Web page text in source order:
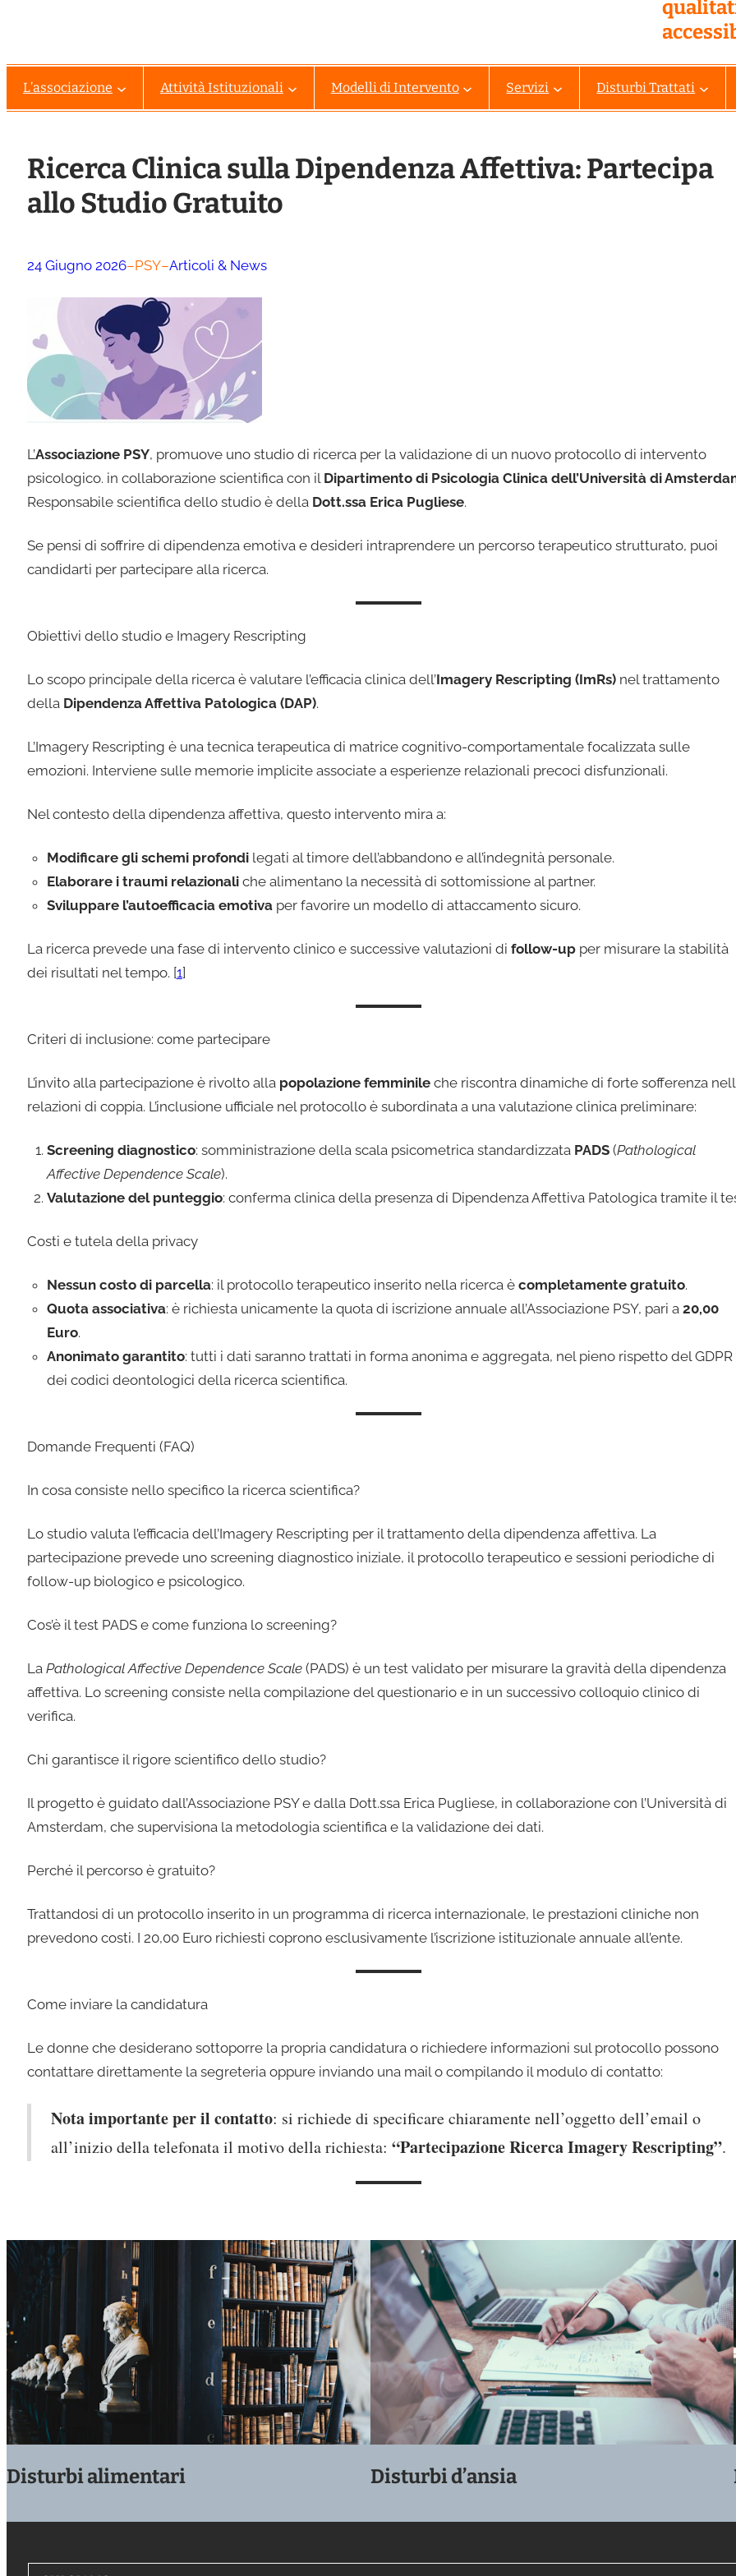
L’associazione Attività Istituzionali Modelli di Intervento Servizi Disturbi Trattati
Ricerca Clinica sulla Dipendenza Affettiva: Partecipa
allo Studio Gratuito
24 Giugno 2026–PSY–Articoli & News
L’Associazione PSY, promuove uno studio di ricerca per la validazione di un nuovo protocollo di intervento
psicologico. in collaborazione scientifica con il Dipartimento di Psicologia Clinica dell’Università di
Responsabile scientifica dello studio è della Dott.ssa Erica Pugliese.
Se pensi di soffrire di dipendenza emotiva e desideri intraprendere un percorso terapeutico strutturato, puoi
candidarti per partecipare alla ricerca.
Obiettivi dello studio e Imagery Rescripting
Lo scopo principale della ricerca è valutare l’efficacia clinica dell’Imagery Rescripting (ImRs)nel trattamento
della Dipendenza Affettiva Patologica (DAP).
L’Imagery Rescripting è una tecnica terapeutica di matrice cognitivo-comportamentale focalizzata sulle
emozioni. Interviene sulle memorie implicite associate a esperienze relazionali precoci disfunzionali.
Nel contesto della dipendenza affettiva, questo intervento mira a:
Modificare gli schemi profondilegati al timore dell’abbandono e all’indegnità personale.
Elaborare i traumi relazionaliche alimentano la necessità di sottomissione al partner.
Sviluppare l’autoefficacia emotivaper favorire un modello di attaccamento sicuro.
La ricerca prevede una fase di intervento clinico e successive valutazioni di follow-upper misurare la stabilità
dei risultati nel tempo. [1]
Criteri di inclusione: come partecipare
L’invito alla partecipazione è rivolto alla popolazione femminileche riscontra dinamiche di forte sofferenza
relazioni di coppia. L’inclusione ufficiale nel protocollo è subordinata a una valutazione clinica preliminare:
Screening diagnostico: somministrazione della scala psicometrica standardizzata PADS(Pathological
Affective Dependence Scale).
Valutazione del punteggio: conferma clinica della presenza di Dipendenza Affettiva Patologica tramite il
Costi e tutela della privacy
Nessun costo di parcella: il protocollo terapeutico inserito nella ricerca è completamente gratuito.
Quota associativa: è richiesta unicamente la quota di iscrizione annuale all’Associazione PSY, pari a 20,00
Euro.
Anonimato garantito: tutti i dati saranno trattati in forma anonima e aggregata, nel pieno rispetto del GDPR
dei codici deontologici della ricerca scientifica.
Domande Frequenti (FAQ)
In cosa consiste nello specifico la ricerca scientifica?
Lo studio valuta l’efficacia dell’Imagery Rescripting per il trattamento della dipendenza affettiva. La
partecipazione prevede uno screening diagnostico iniziale, il protocollo terapeutico e sessioni periodiche di
follow-up biologico e psicologico.
Cos’è il test PADS e come funziona lo screening?
La Pathological Affective Dependence Scale(PADS) è un test validato per misurare la gravità della dipendenza
affettiva. Lo screening consiste nella compilazione del questionario e in un successivo colloquio clinico di
verifica.
Chi garantisce il rigore scientifico dello studio?
Il progetto è guidato dall’Associazione PSY e dalla Dott.ssa Erica Pugliese, in collaborazione con l’Università di
Amsterdam, che supervisiona la metodologia scientifica e la validazione dei dati.
Perché il percorso è gratuito?
Trattandosi di un protocollo inserito in un programma di ricerca internazionale, le prestazioni cliniche non
prevedono costi. I 20,00 Euro richiesti coprono esclusivamente l’iscrizione istituzionale annuale all’ente.
Come inviare la candidatura
Le donne che desiderano sottoporre la propria candidatura o richiedere informazioni sul protocollo possono
contattare direttamente la segreteria oppure inviando una mail o compilando il modulo di contatto:
Nota importante per il contatto: si richiede di specificare chiaramente nell’oggetto dell’email o
all’inizio della telefonata il motivo della richiesta: “Partecipazione Ricerca Imagery Rescripting”.
Disturbi alimentari Disturbi d’ansia